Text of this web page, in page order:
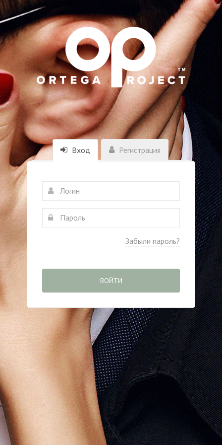
Вход Регистрация
Забыли пароль?
ВОЙТИ